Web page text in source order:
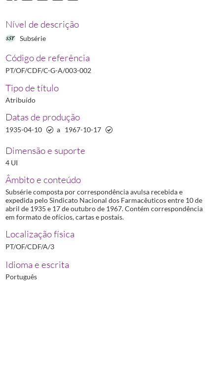
Nível de descrição
Subsérie
Código de referência
PT/OF/CDF/C-G-A/003-002
Tipo de título
Atribuído
Datas de produção
1935-04-10 a 1967-10-17
Dimensão e suporte
4 UI
Âmbito e conteúdo
Subsérie composta por correspondência avulsa recebida e
expedida pelo Sindicato Nacional dos Farmacêuticos entre 10 de
abril de 1935 e 17 de outubro de 1967. Contém correspondência
em formato de ofícios, cartas e postais.
Localização física
PT/OF/CDF/A/3
Idioma e escrita
Português